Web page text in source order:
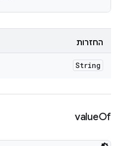
החזרות
String
valueOf